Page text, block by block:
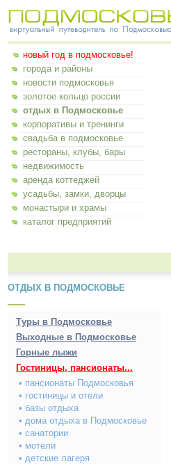
новый год в подмосковье!
города и районы
новости подмосковья
золотое кольцо россии
отдых в Подмосковье
корпоративы и тренинги
свадьба в подмосковье
рестораны, клубы, бары
недвижимость
аренда коттеджей
усадьбы, замки, дворцы
монастыри и храмы
каталог предприятий
ОТДЫХ В ПОДМОСКОВЬЕ
Туры в Подмосковье
Выходные в Подмосковье
Горные лыжи
Гостиницы, пансионаты...
• пансионаты Подмосковья
• гостиницы и отели
• базы отдыха
• дома отдыха в Подмосковье
• санатории
• мотели
• детские лагеря